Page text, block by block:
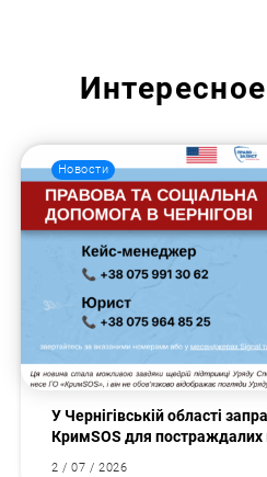
Новости
У Чернігівській області
КримSOS для постраждалих
2 / 07 / 2026